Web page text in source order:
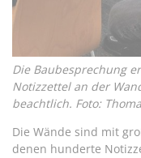
Die Baubesprechung
Notizzettel an der
beachtlich. Foto:
Die Wände sind mit
denen hunderte